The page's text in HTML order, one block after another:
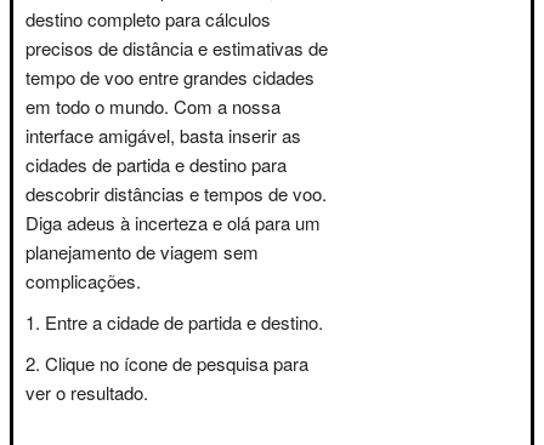
destino completo para cálculos
precisos de distância e estimativas de
tempo de voo entre grandes cidades
em todo o mundo. Com a nossa
interface amigável, basta inserir as
cidades de partida e destino para
descobrir distâncias e tempos de voo.
Diga adeus à incerteza e olá para um
planejamento de viagem sem
complicações.
Entre a cidade de partida e destino.
Clique no ícone de pesquisa para
ver o resultado.